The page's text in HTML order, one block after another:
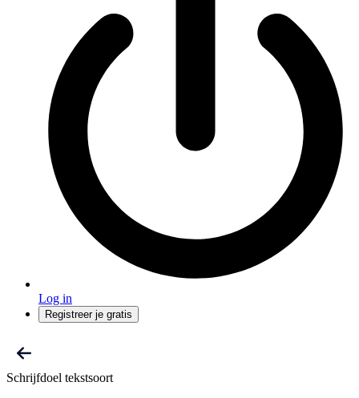
Log in
Registreer je gratis
Schrijfdoel tekstsoort